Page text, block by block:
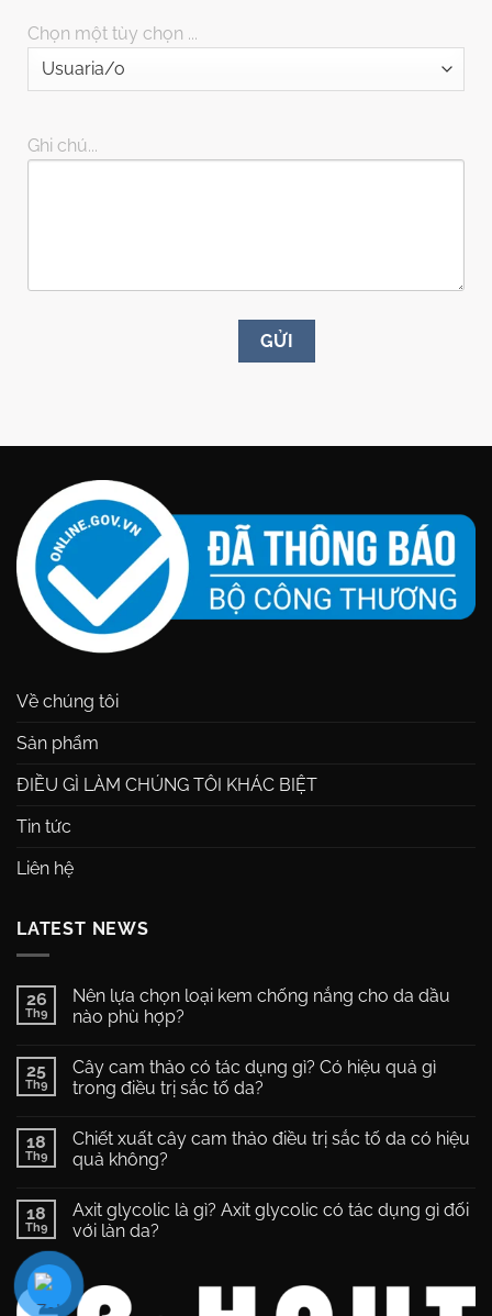
Chọn một tùy chọn ...
Ghi chú...
Về chúng tôi
Sản phẩm
ĐIỀU GÌ LÀM CHÚNG TÔI KHÁC BIỆT
Tin tức
Liên hệ
LATEST NEWS
26
Th9
Nên lựa chọn loại kem chống nắng cho da dầu
nào phù hợp?
bình
luận
ở
chọn
loại
kem
cho
da
dầu
phù
hợp?
25
Th9
Cây cam thảo có tác dụng gì? Có hiệu quả gì
trong điều trị sắc tố da?
bình
luận
ở
thảo
có
tác
gì?
Có
hiệu
quả
18
Th9
Chiết xuất cây cam thảo điều trị sắc tố da có hiệu
quả không?
bình
luận
ở
xuất
cây
cam
thảo
18
Th9
Axit glycolic là gì? Axit glycolic có tác dụng gì đối
với làn da?
có
bình
luận
ở